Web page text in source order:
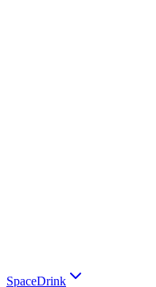
SpaceDrink